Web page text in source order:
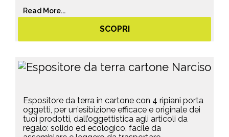
Read More...
SCOPRI
Espositore da terra in cartone con 4 ripiani porta
oggetti, per un’esibizione efficace e originale dei
tuoi prodotti, dall’oggettistica agli articoli da
regalo: solido ed ecologico, facile da